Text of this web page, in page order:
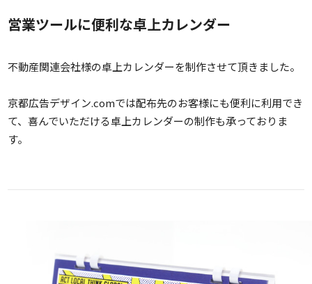
営業ツールに便利な卓上カレンダー
不動産関連会社様の卓上カレンダーを制作させて頂きました。
京都広告デザイン.comでは配布先のお客様にも便利に利用でき
て、喜んでいただける卓上カレンダーの制作も承っておりま
す。